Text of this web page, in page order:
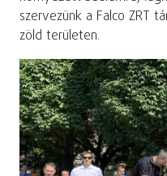
szervezünk a Falco ZRT
zöld területen.